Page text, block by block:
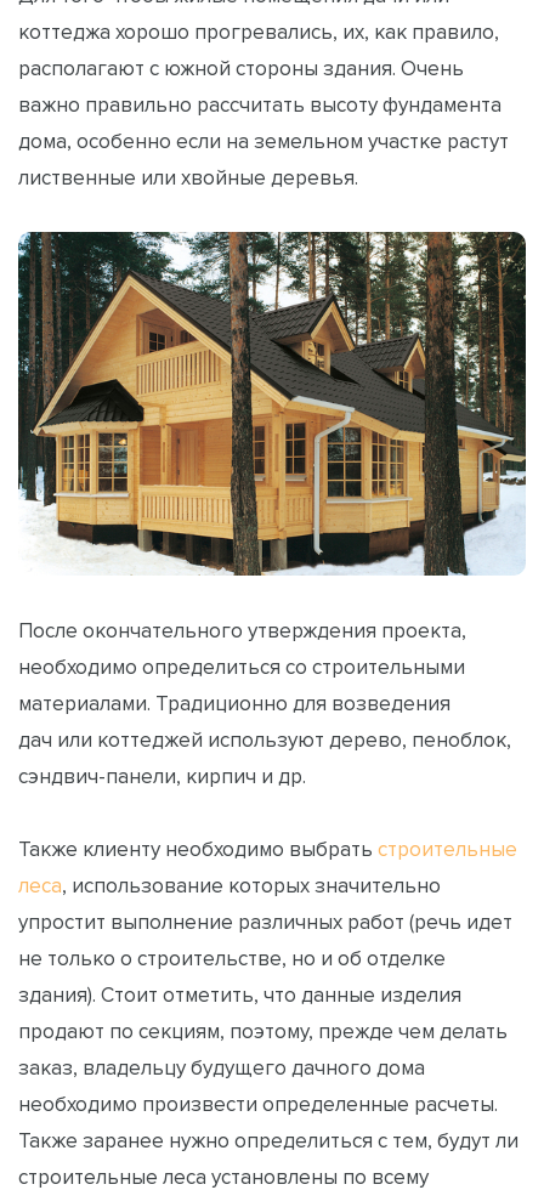
коттеджа хорошо прогревались, их, как правило,
располагают с южной стороны здания. Очень
важно правильно рассчитать высоту фундамента
дома, особенно если на земельном участке растут
лиственные или хвойные деревья.
После окончательного утверждения проекта,
необходимо определиться со строительными
материалами. Традиционно для возведения
дач или коттеджей используют дерево, пеноблок,
сэндвич-панели, кирпич и др.
Также клиенту необходимо выбрать строительные
леса, использование которых значительно
упростит выполнение различных работ (речь идет
не только о строительстве, но и об отделке
здания). Стоит отметить, что данные изделия
продают по секциям, поэтому, прежде чем делать
заказ, владельцу будущего дачного дома
необходимо произвести определенные расчеты.
Также заранее нужно определиться с тем, будут ли
строительные леса установлены по всему